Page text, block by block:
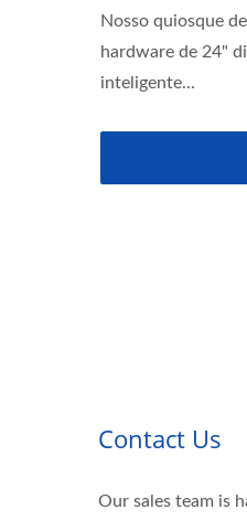
Nosso quiosque
hardware de 24"
inteligente...